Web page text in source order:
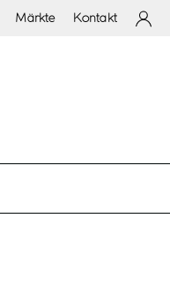
Märkte Kontakt